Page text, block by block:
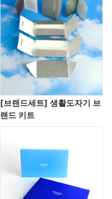
[브랜드세트] 생활도자기 브
랜드 키트